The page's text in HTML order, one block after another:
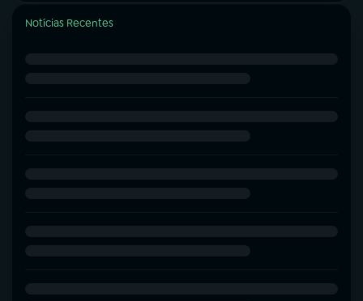
Notícias Recentes